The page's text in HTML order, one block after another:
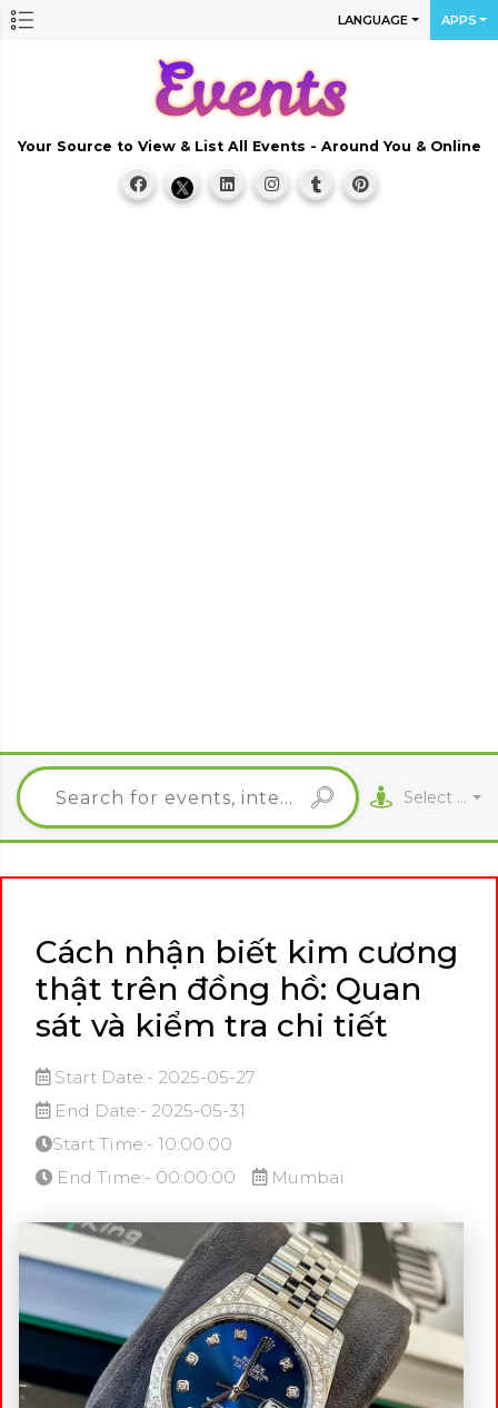
LANGUAGE APPS
Your Source to View & List All Events - Around You & Online
Select City
Cách nhận biết kim cương
thật trên đồng hồ: Quan
sát và kiểm tra chi tiết
Start Date:- 2025-05-27
End Date:- 2025-05-31
Start Time:- 10:00:00
End Time:- 00:00:00
Mumbai